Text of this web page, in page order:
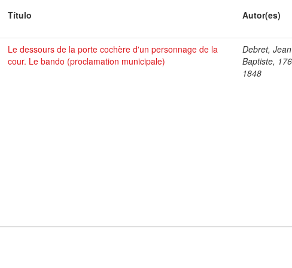
Título Autor(es)
Le dessours de la porte cochère d'un personnage de la
cour. Le bando (proclamation municipale)
Debret, Jean
Baptiste,
1848